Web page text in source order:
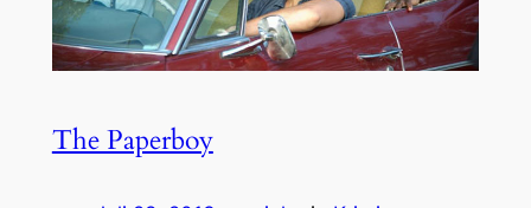
The Paperboy